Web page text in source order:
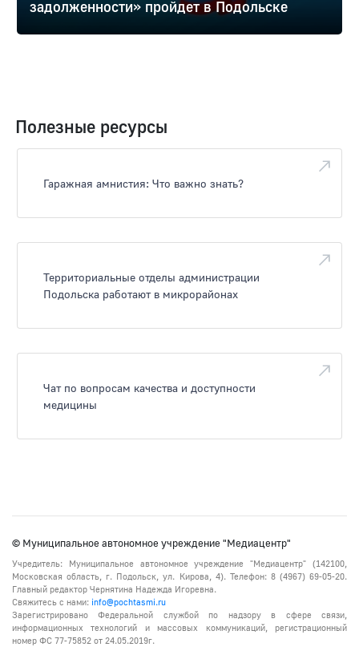
задолженности» пройдет в Подольске
Полезные ресурсы
Гаражная амнистия: Что важно знать?
Территориальные отделы администрации
Подольска работают в микрорайонах
Чат по вопросам качества и доступности
медицины
© Муниципальное автономное учреждение "Медиацентр"
Учредитель: Муниципальное автономное учреждение "Медиацентр" (142100,
Московская область, г. Подольск, ул. Кирова, 4). Телефон: 8 (4967) 69-05-20.
Главный редактор Чернятина Надежда Игоревна.
Свяжитесь с нами: info@pochtasmi.ru
Зарегистрировано Федеральной службой по надзору в сфере связи,
информационных технологий и массовых коммуникаций, регистрационный
номер ФС 77-75852 от 24.05.2019г.